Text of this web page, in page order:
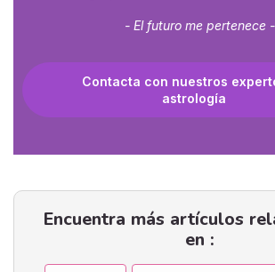
- El futuro me pertenece -
Contacta con nuestros
astrología
Encuentra más artículos
en :